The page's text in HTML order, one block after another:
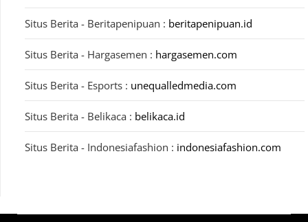
Situs Berita - Beritapenipuan : beritapenipuan.id
Situs Berita - Hargasemen : hargasemen.com
Situs Berita - Esports : unequalledmedia.com
Situs Berita - Belikaca : belikaca.id
Situs Berita - Indonesiafashion : indonesiafashion.com